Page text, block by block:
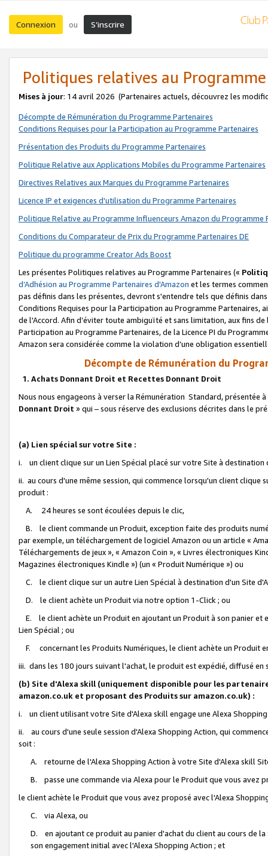
Connexion ou S’inscrire
Politiques relatives au
Mises à jour: 14 avril 2026 (Partenaires actuels, découvrez les
Décompte de Rémunération du Programme Partenaires
Conditions Requises pour la Participation au Programme Partenaires
Présentation des Produits du Programme Partenaires
Politique Relative aux Applications Mobiles du Programme Partenaires
Directives Relatives aux Marques du Programme Partenaires
Licence IP et exigences d'utilisation du Programme Partenaires
Politique Relative au Programme Influenceurs Amazon du Programme
Conditions du Comparateur de Prix du Programme Partenaires DE
Politique du programme Creator Ads Boost
Les présentes Politiques relatives au Programme Partenaires («
d’Adhésion au Programme Partenaires d'Amazon et les termes
pas définis dans les présentes, devront s'entendre tels que définis
Conditions Requises pour la Participation au Programme Partenaires,
de l'Accord. Afin d’éviter toute ambiguïté et sans limitation, aux fins
Participation au Programme Partenaires, de la Licence PI du
Amazon sera considérée comme la violation d’une obligation
Décompte de Rémunération du
1. Achats Donnant Droit et Recettes Donnant Droit
Nous nous engageons à verser la Rémunération Standard, présentée
Donnant Droit » qui – sous réserve des exclusions décrites dans le
(a) Lien spécial sur votre Site :
i. un client clique sur un Lien Spécial placé sur votre Site à destination
ii. au cours d'une même session, qui commence lorsqu'un client
produit :
A. 24 heures se sont écoulées depuis le clic,
B. le client commande un Produit, exception faite des produits
par exemple, un téléchargement de logiciel Amazon ou un article «
Téléchargements de jeux », « Amazon Coin », « Livres électroniques
Magazines électroniques Kindle ») (un « Produit Numérique ») ou
C. le client clique sur un autre Lien Spécial à destination d'un Site
D. le client achète un Produit via notre option 1-Click ; ou
E. le client achète un Produit en ajoutant un Produit à son panier et
Lien Spécial ; ou
F. concernant les Produits Numériques, le client achète un Produit
iii. dans les 180 jours suivant l'achat, le produit est expédié, diffusé
(b) Site d'Alexa skill (uniquement disponible pour les
amazon.co.uk et proposant des Produits sur amazon.co.uk) :
i. un client utilisant votre Site d'Alexa skill engage une Alexa
ii. au cours d'une seule session d'Alexa Shopping Action, qui
soit :
A. retourne de l'Alexa Shopping Action à votre Site d'Alexa skill
B. passe une commande via Alexa pour le Produit que vous avez
le client achète le Produit que vous avez proposé avec l'Alexa
C. via Alexa, ou
D. en ajoutant ce produit au panier d'achat du client au cours de
son engagement initial avec l'Alexa Shopping Action ; et